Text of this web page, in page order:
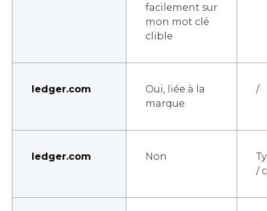
facilement sur
mon mot clé
clible
ledger.com
Oui, liée à la
marque
/
Iedger.com Non
/